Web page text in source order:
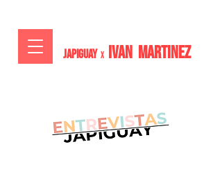
JAPIGUAY x IVAN MARTiNEZ